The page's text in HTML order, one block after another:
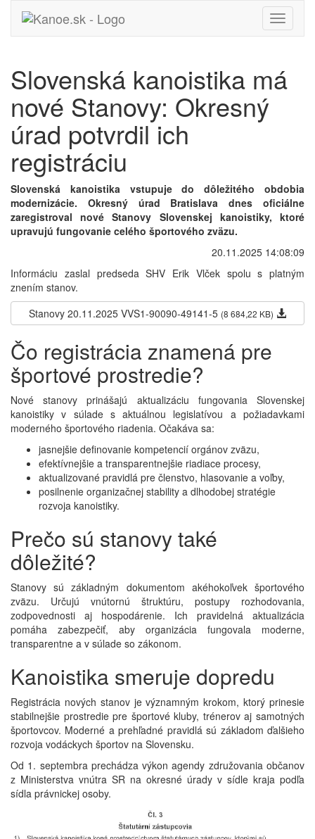
Toggle
Slovenská kanoistika má
nové Stanovy: Okresný
úrad potvrdil ich
registráciu
Slovenská kanoistika vstupuje do dôležitého obdobia
modernizácie. Okresný úrad Bratislava dnes oficiálne
zaregistroval nové Stanovy Slovenskej kanoistiky, ktoré
upravujú fungovanie celého športového zväzu.
20.11.2025 14:08:09
Informáciu zaslal predseda SHV Erik Vlček spolu s platným
znením stanov.
Stanovy 20.11.2025 VVS1-90090-49141-5 (8 684,22 KB)
Čo registrácia znamená pre
športové prostredie?
Nové stanovy prinášajú aktualizáciu fungovania Slovenskej
kanoistiky v súlade s aktuálnou legislatívou a požiadavkami
moderného športového riadenia. Očakáva sa:
jasnejšie definovanie kompetencií orgánov zväzu,
efektívnejšie a transparentnejšie riadiace procesy,
aktualizované pravidlá pre členstvo, hlasovanie a voľby,
posilnenie organizačnej stability a dlhodobej stratégie
rozvoja kanoistiky.
Prečo sú stanovy také
dôležité?
Stanovy sú základným dokumentom akéhokoľvek športového
zväzu. Určujú vnútornú štruktúru, postupy rozhodovania,
zodpovednosti aj hospodárenie. Ich pravidelná aktualizácia
pomáha zabezpečiť, aby organizácia fungovala moderne,
transparentne a v súlade so zákonom.
Kanoistika smeruje dopredu
Registrácia nových stanov je významným krokom, ktorý prinesie
stabilnejšie prostredie pre športové kluby, trénerov aj samotných
športovcov. Moderné a prehľadné pravidlá sú základom ďalšieho
rozvoja vodáckych športov na Slovensku.
Od 1. septembra prechádza výkon agendy združovania občanov
z Ministerstva vnútra SR na okresné úrady v sídle kraja podľa
sídla právnickej osoby.